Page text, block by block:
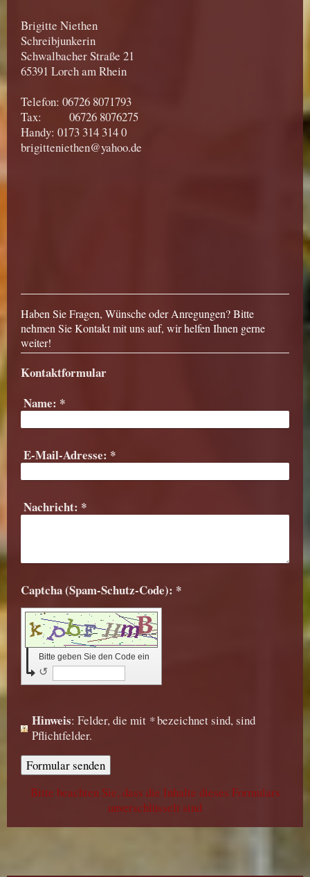
Brigitte Niethen
Schreibjunkerin
Schwalbacher Straße 21
65391 Lorch am Rhein
Telefon: 06726 8071793
Tax: 06726 8076275
Handy: 0173 314 314 0
brigitteniethen@yahoo.de
Haben Sie Fragen, Wünsche oder Anregungen? Bitte
nehmen Sie Kontakt mit uns auf, wir helfen Ihnen gerne
weiter!
Kontaktformular
Name: *
E-Mail-Adresse: *
Nachricht: *
Captcha (Spam-Schutz-Code): *
Bitte geben Sie den Code ein
↺
Hinweis : Felder, die mit *bezeichnet sind, sind
Pflichtfelder.
Bitte beachten Sie, dass die Inhalte dieses Formulars
unverschlüsselt sind